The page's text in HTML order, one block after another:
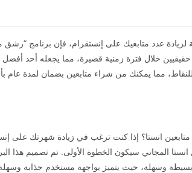
عدد متابعيك على إنستقرام، فإن برنامج “رشق
خلال فترة زمنية قصيرة، مما يجعله أحد أفضل
للنقاط، مما يمكنك من شراء متابعين بضمان لمدة عام
انستا؟ إذا كنت ترغب في زيادة شهرتك على
المجاني سيكون الخطوة الأولى. تم تصميم هذا
وسهلة، حيث يتميز بواجهة مستخدم جذابة وسهلة